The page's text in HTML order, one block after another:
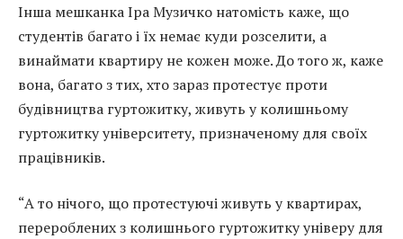
Інша мешканка Іра Музичко натомість каже, що
студентів багато і їх немає куди розселити, а
винаймати квартиру не кожен може. До того ж, каже
вона, багато з тих, хто зараз протестує проти
будівництва гуртожитку, живуть у колишньому
гуртожитку університету, призначеному для своїх
працівників.
“А то нічого, що протестуючі живуть у квартирах,
перероблених з колишнього гуртожитку універу для